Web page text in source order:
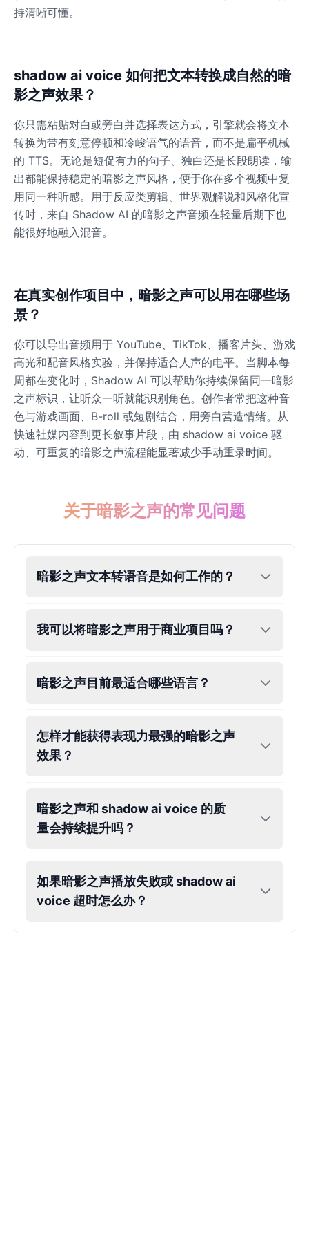
持清晰可懂。
shadow ai voice 如何把文本转换成自然的暗
影之声效果？
你只需粘贴对白或旁白并选择表达方式，引擎就会将文本
转换为带有刻意停顿和冷峻语气的语音，而不是扁平机械
的 TTS。无论是短促有力的句子、独白还是长段朗读，输
出都能保持稳定的暗影之声风格，便于你在多个视频中复
用同一种听感。用于反应类剪辑、世界观解说和风格化宣
传时，来自 Shadow AI 的暗影之声音频在轻量后期下也
能很好地融入混音。
在真实创作项目中，暗影之声可以用在哪些场
景？
你可以导出音频用于 YouTube、TikTok、播客片头、游戏
高光和配音风格实验，并保持适合人声的电平。当脚本每
周都在变化时，Shadow AI 可以帮助你持续保留同一暗影
之声标识，让听众一听就能识别角色。创作者常把这种音
色与游戏画面、B-roll 或短剧结合，用旁白营造情绪。从
快速社媒内容到更长叙事片段，由 shadow ai voice 驱
动、可重复的暗影之声流程能显著减少手动重录时间。
关于暗影之声的常见问题
暗影之声文本转语音是如何工作的？
我可以将暗影之声用于商业项目吗？
暗影之声目前最适合哪些语言？
怎样才能获得表现力最强的暗影之声
效果？
暗影之声和 shadow ai voice 的质
量会持续提升吗？
如果暗影之声播放失败或 shadow ai
voice 超时怎么办？